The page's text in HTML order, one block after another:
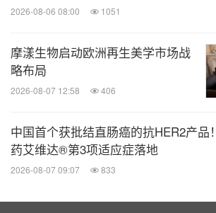
安全有效的治疗选择，尤其是对于
TKIs治疗失败的患者。
亚盛医药是一家综合性的全球生物医
临床需求。2019年10月28日，公司
2026-08-06 08:00 1051
摩漾生物启动欧洲再生美学市场战
略布局
2026-08-07 12:58 406
中国首个获批结直肠癌的抗HER2产品
药艾维达®第3项适应症落地
2026-08-07 09:07 833